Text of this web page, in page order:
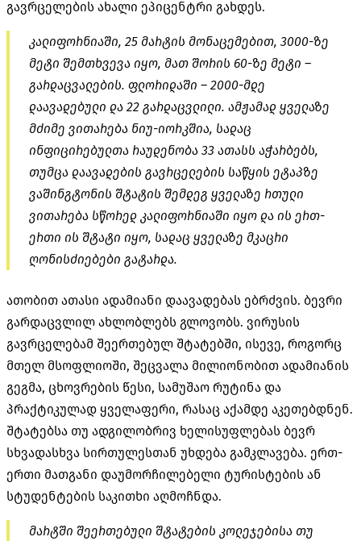
გავრცელების ახალი ეპიცენტრი გახდეს.
კალიფორნიაში, 25 მარტის მონაცემებით, 3000-ზე
მეტი შემთხვევა იყო, მათ შორის 60-ზე მეტი –
გარდაცვალების. ფლორიდაში – 2000-მდე
დაავადებული და 22 გარდაცვლილი. ამჟამად ყველაზე
მძიმე ვითარება ნიუ-იორკშია, სადაც
ინფიცირებულთა რაუდენობა 33 ათასს აჭარბებს,
თუმცა დაავადების გავრცელების საწყის ეტაპზე
ვაშინგტონის შტატის შემდეგ ყველაზე რთული
ვითარება სწორედ კალიფორნიაში იყო და ის ერთ-
ერთი ის შტატი იყო, სადაც ყველაზე მკაცრი
ღონისძიებები გატარდა.
ათობით ათასი ადამიანი დაავადებას ებრძვის. ბევრი
გარდაცვლილ ახლობლებს გლოვობს. ვირუსის
გავრცელებამ შეერთებულ შტატებში, ისევე, როგორც
მთელ მსოფლიოში, შეცვალა მილიონობით ადამიანის
გეგმა, ცხოვრების წესი, სამუშაო რუტინა და
პრაქტიკულად ყველაფერი, რასაც აქამდე აკეთებდნენ.
შტატებსა თუ ადგილობრივ ხელისუფლებას ბევრ
სხვადასხვა სირთულესთან უხდება გამკლავება. ერთ-
ერთი მათგანი დაუმორჩილებელი ტურისტების ან
სტუდენტების საკითხი აღმოჩნდა.
მარტში შეერთებული შტატების კოლეჯებისა თუ